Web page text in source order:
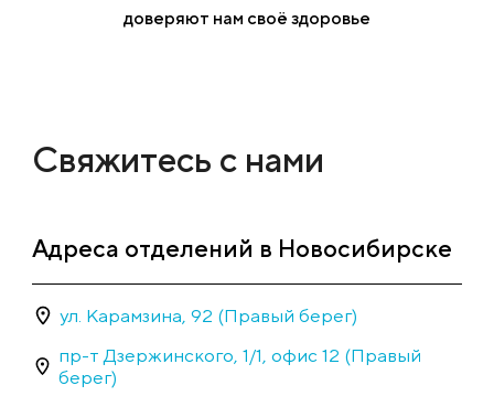
доверяют нам своё здоровье
Свяжитесь с нами
Адреса отделений в Новосибирске
ул. Карамзина, 92 (Правый берег)
пр-т Дзержинского, 1/1, офис 12 (Правый
берег)